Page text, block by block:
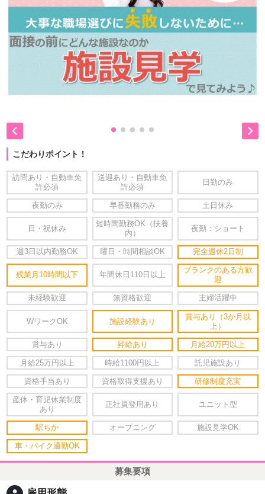
 
こだわりポイント！
訪問あり・自動車免
許必須
送迎あり・自動車免
許必須
日勤のみ
夜勤のみ 早番勤務のみ 土日休み
日・祝休み
短時間勤務OK（扶養
内）
夜勤：ショート
週3日以内勤務OK 曜日・時間相談OK 完全週休2日制
残業月10時間以下 年間休日110日以上
ブランクのある方歓
迎
未経験歓迎 無資格歓迎 主婦活躍中
WワークOK 施設経験あり
賞与あり（3か月以
上）
賞与あり 昇給あり 月給20万円以上
月給25万円以上 時給1100円以上 託児施設あり
資格手当あり 資格取得支援あり 研修制度充実
産休・育児休業制度
あり
正社員登用あり ユニット型
駅ちか オープニング 施設見学OK
車・バイク通勤OK
募集要項